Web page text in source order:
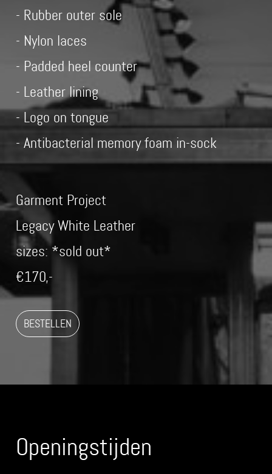
- Rubber outer sole
- Nylon laces
- Padded heel counter
- Leather lining
- Logo on tongue
- Antibacterial memory foam in-sock
Garment Project
Legacy White Leather
sizes: *sold out*
€170,-
BESTELLEN
Openingstijden